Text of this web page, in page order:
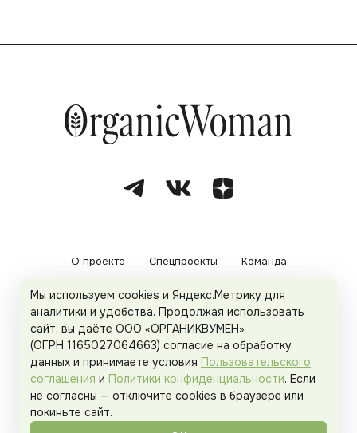
О проекте Спецпроекты Команда
Рекламодателям Политика конфиденциальности
Пользовательское соглашение
Organicwoman.ru . Все права защищены.
Мы используем cookies и Яндекс.Метрику для
аналитики и удобства. Продолжая использовать
сайт, вы даёте ООО «ОРГАНИКВУМЕН»
(ОГРН 1165027064663) согласие на обработку
данных и принимаете условия Пользовательского
соглашения и Политики конфиденциальности. Если
не согласны — отключите cookies в браузере или
покиньте сайт.